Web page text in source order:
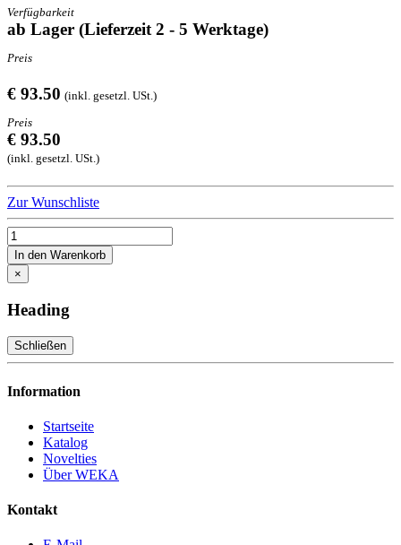
Verfügbarkeit
ab Lager (Lieferzeit 2 - 5 Werktage)
Preis
€ 93.50 (inkl. gesetzl. USt.)
Preis
€ 93.50
(inkl. gesetzl. USt.)
Zur Wunschliste
In den Warenkorb
×
Heading
Schließen
Information
Startseite
Katalog
Novelties
Über WEKA
Kontakt